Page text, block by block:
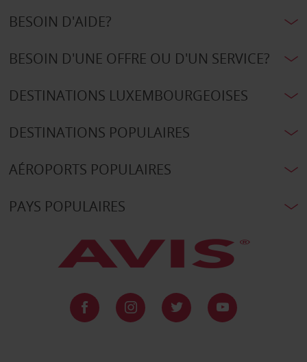
BESOIN D'AIDE?
BESOIN D'UNE OFFRE OU D'UN SERVICE?
DESTINATIONS LUXEMBOURGEOISES
DESTINATIONS POPULAIRES
AÉROPORTS POPULAIRES
PAYS POPULAIRES